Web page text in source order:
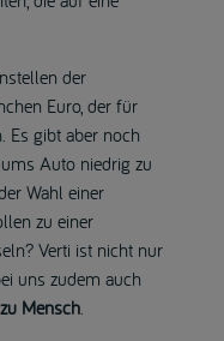
der
Euro, der für
Es gibt aber noch
Auto niedrig zu
Wahl einer
zu einer
Verti ist nicht nur
uns zudem auch
Mensch.